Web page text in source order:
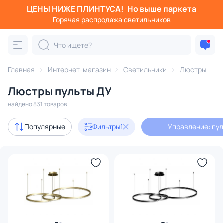
ЦЕНЫ НИЖЕ ПЛИНТУСА! Но выше паркета
Горячая распродажа светильников
Главная Интернет-магазин Светильники Люстры
Люстры пульты ДУ
найдено 831 товаров
Популярные Фильтры1 Управление:
Фильтры
Категория:
многоярусные с пультом
Акции 66
Дизайнерский свет 31
В наличии 532